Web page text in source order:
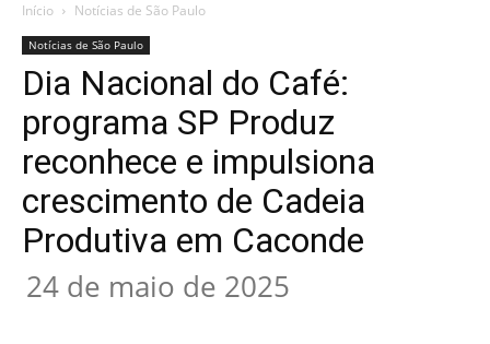
Início Notícias de São Paulo
Notícias de São Paulo
Dia Nacional do Café:
programa SP Produz
reconhece e impulsiona
crescimento de Cadeia
Produtiva em Caconde
24 de maio de 2025